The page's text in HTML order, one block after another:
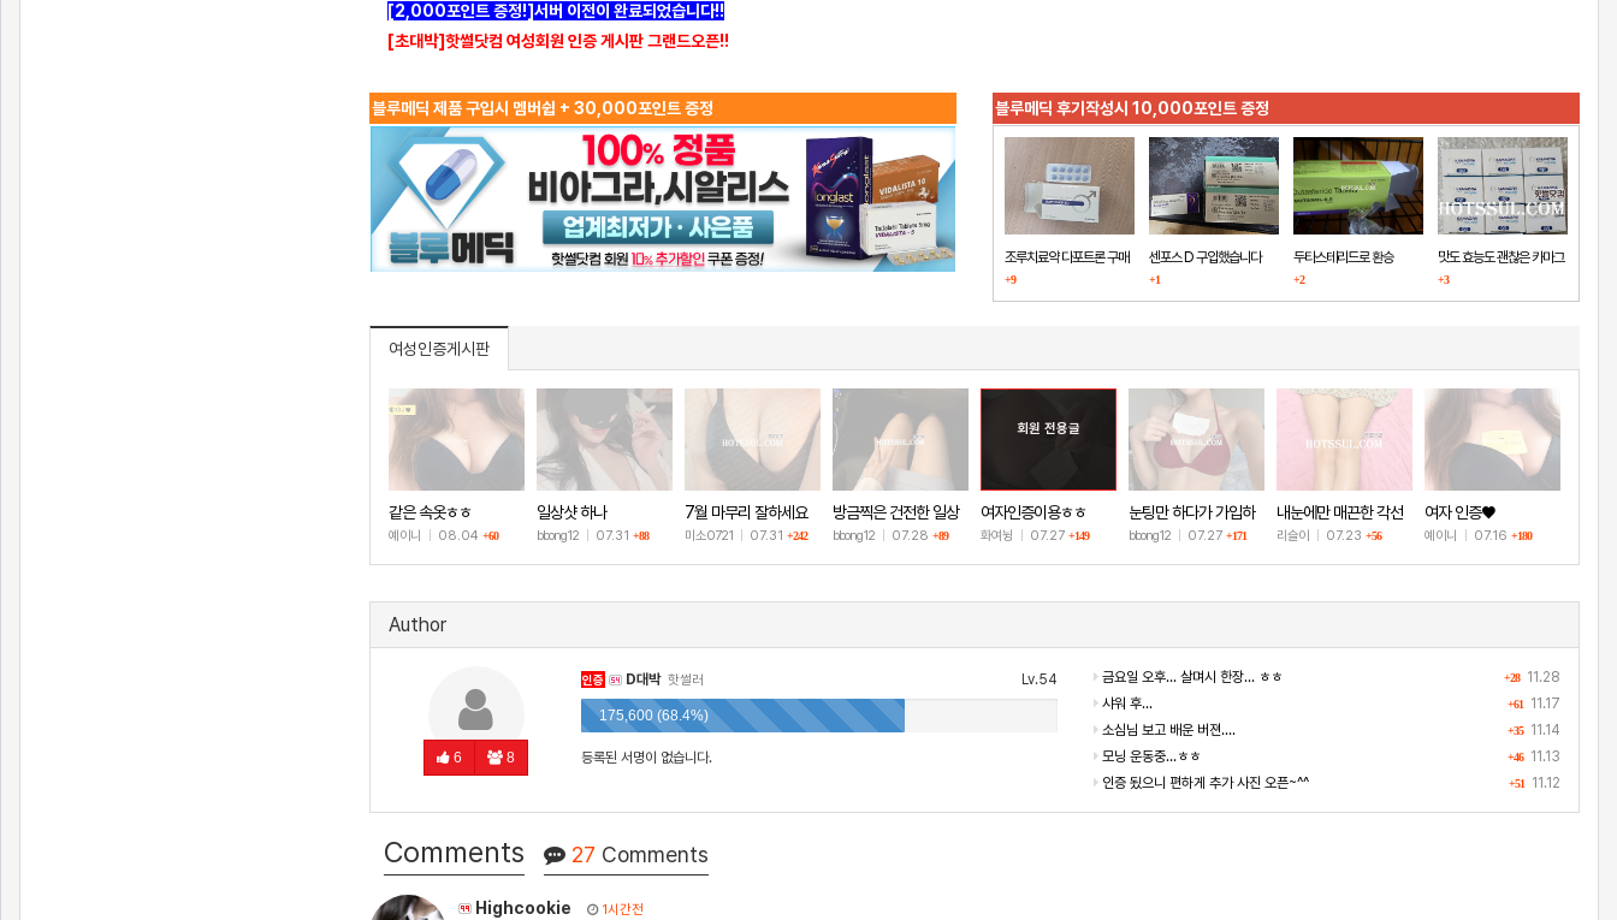
[2,000포인트 증정!]서버 이전이 완료되었습니다!!
[초대박]핫썰닷컴 여성회원 인증 게시판 그랜드오픈!!
블루메딕 제품 구입시 멤버쉽 + 30,000포인트 증정 블루메딕 후기작성시 10,000포인트 증정
조루치료약 다포트론 구매
했습니다
+9
센포스 D 구입했습니다
+1
두타스테리드로 환승
+2
맛도 효능도 괜찮은 카마그
라
+3
여성인증게시판
같은 속옷ㅎㅎ
예이니 08.04 +60
일상샷 하나
bbong12 07.31 +88
7월 마무리 잘하세요
🫶
미소0721 07.31 +242
방금찍은 건전한 일상
샷
bbong12 07.28 +89
회원 전용글
여자인증이용ㅎㅎ
화여뉭 07.27 +149
눈팅만 하다가 가입하
고 인증!
bbong12 07.27 +171
내눈에만 매끈한 각선
미
리슬이 07.23 +56
여자 인증♥
예이니 07.16 +180
Author
6 8
Lv.54
인증 D대박 핫썰러
175,600 (68.4%)
등록된 서명이 없습니다.
+28 11.28
금요일 오후... 살며시 한장... ㅎㅎ
+61 11.17
샤워 후...
+35 11.14
소심님 보고 배운 버젼....
+46 11.13
모닝 운동중...ㅎㅎ
+51 11.12
인증 됬으니 편하게 추가 사진 오픈~^^
Comments 27 Comments
Highcookie 1시간전